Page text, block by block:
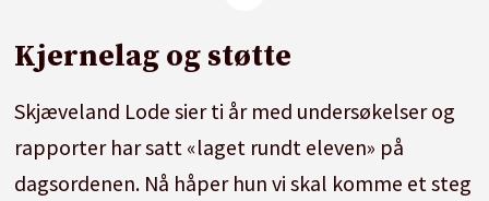
internasjonale TALIS-undersøkelsen, er norske
ungdomsskolelærere de som sier de bruker
minst tid til undervisning. Mye av arbeidstiden
Kjernelag og støtte
Skjæveland Lode sier ti år med undersøkelser og
rapporter har satt «laget rundt eleven» på
dagsordenen. Nå håper hun vi skal komme et steg